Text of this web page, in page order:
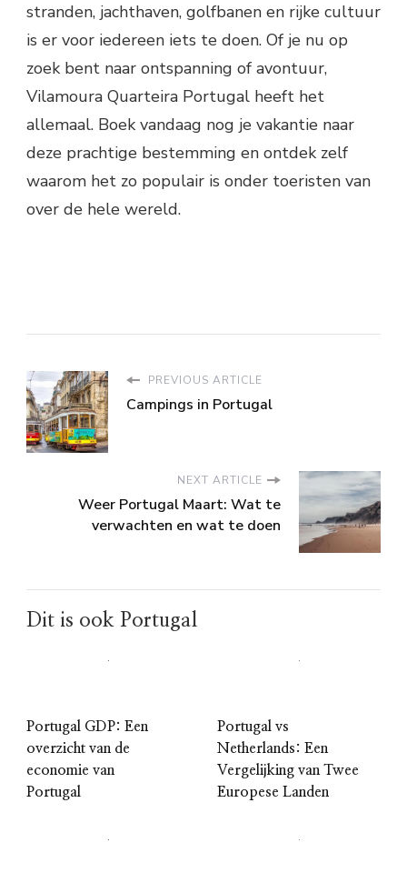
stranden, jachthaven, golfbanen en rijke cultuur
is er voor iedereen iets te doen. Of je nu op
zoek bent naar ontspanning of avontuur,
Vilamoura Quarteira Portugal heeft het
allemaal. Boek vandaag nog je vakantie naar
deze prachtige bestemming en ontdek zelf
waarom het zo populair is onder toeristen van
over de hele wereld.
PREVIOUS ARTICLE
Campings in Portugal
NEXT ARTICLE
Weer Portugal Maart: Wat te
verwachten en wat te doen
Dit is ook Portugal
Portugal GDP: Een
overzicht van de
economie van
Portugal
Portugal vs
Netherlands: Een
Vergelijking van Twee
Europese Landen